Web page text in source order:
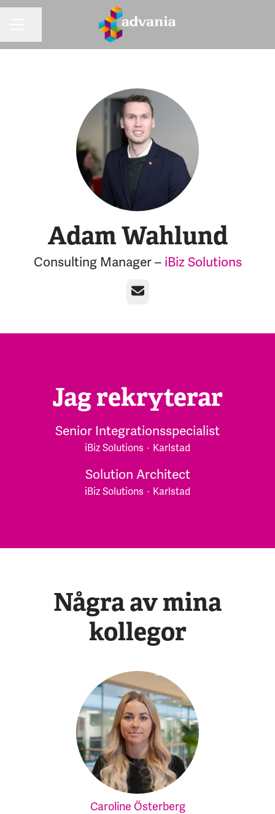
Adam Wahlund
Consulting Manager – iBiz Solutions
E-post
Jag rekryterar
Senior Integrationsspecialist
iBiz Solutions · Karlstad
Solution Architect
iBiz Solutions · Karlstad
Några av mina
kollegor
Caroline Österberg